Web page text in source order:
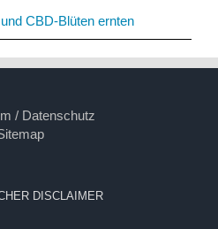
CBD-Blüten ernten
/ Datenschutz
DISCLAIMER